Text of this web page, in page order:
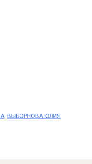
, ВЫБОРНОВА ЮЛИЯ